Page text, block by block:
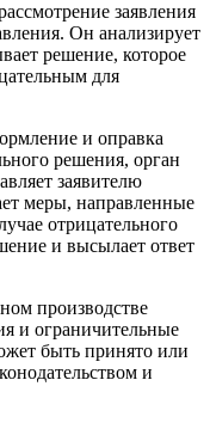
заявления
Он анализирует
решение, которое
для
и оправка
решения, орган
заявителю
меры, направленные
отрицательного
и высылает ответ
производстве
и ограничительные
быть принято или
и